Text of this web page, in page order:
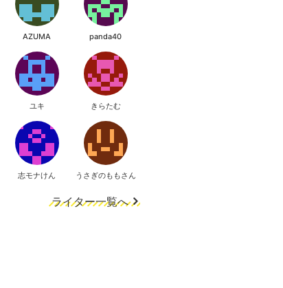
AZUMA panda40
ユキ きらたむ
志モナけん うさぎのももさん
ライター一覧へ